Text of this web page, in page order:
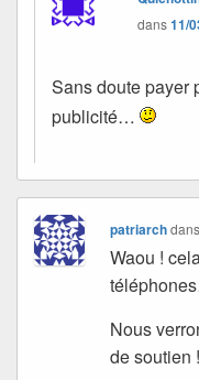
dans11/
Sans doute payer
publicité…
patriarch
Waou !
Nous
de soutien